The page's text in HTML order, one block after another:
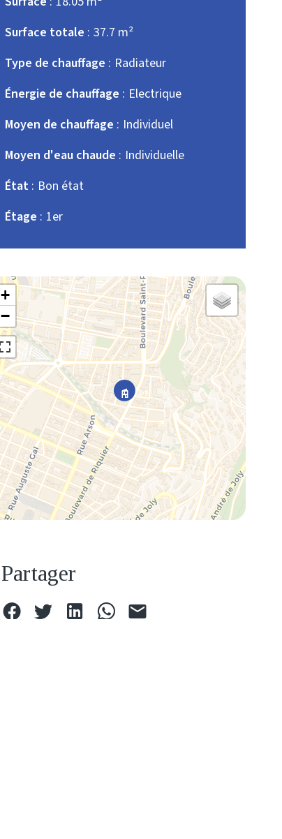
Surface totale 37.7 m²
Type de chauffage
Radiateur
Énergie de chauffage
Electrique
Moyen de chauffage
Individuel
Moyen d'eau chaude
Individuelle
État Bon état
Étage 1er
+
−
Partager